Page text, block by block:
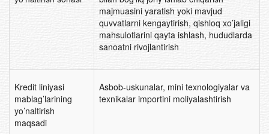
majmuasini yaratish yoki mavjud
quvvatlarni kengaytirish, qishloq xo’jaligi
mahsulotlarini qayta ishlash, hududlarda
sanoatni rivojlantirish
Kredit liniyasi
mablag’larining
yo’naltirish
maqsadi
Asbob-uskunalar, mini texnologiyalar va
texnikalar importini moliyalashtirish